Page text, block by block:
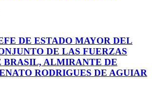
DE ESTADO MAYOR DEL
DE LAS FUERZAS
BRASIL, ALMIRANTE DE
RODRIGUES DE AGUIAR